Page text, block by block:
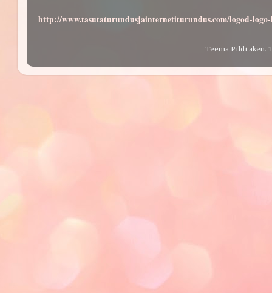
http://www.tasutaturundusjainternetiturundus.com/logod-
Teema Pildi aken.